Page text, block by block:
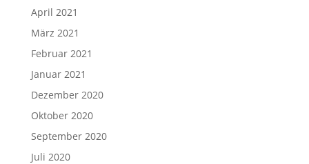
April 2021
März 2021
Februar 2021
Januar 2021
Dezember 2020
Oktober 2020
September 2020
Juli 2020